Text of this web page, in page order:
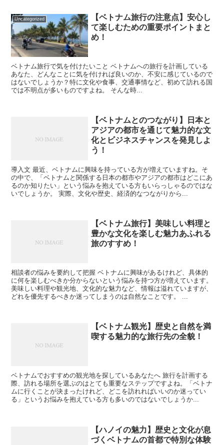
Uncategorized
【ベトナム旅行の注意点】安心し
て楽しむための重要ポイントまと
め！
ベトナム旅行で気を付けたいこと ベトナムへの旅行を計画している
あなた、どんなことに気を付ければ良いのか、不安に感じているので
はないでしょうか？特に文化や食事、交通事情など、初めて訪れる国
では不明点が多いものですよね。 そんな時...
【ベトナムとのつながり】日本と
アジアの都市を通じて魅力的な文
化とビジネスチャンスを発見しよ
う！
導入文 最近、ベトナムに興味を持っている方が増えていますね。そ
の中で、「ベトナムと関係する日本の都市やアジアの都市はどこにあ
るのか知りたい」という悩みを抱えている方もいらっしゃるのではな
いでしょうか。 実際、文化や歴史、経済的なつながりから...
【ベトナム旅行】美味しい料理と
豊かな文化を楽しむ魅力あふれる
旅のすすめ！
相談者の悩みを要約して把握 ベトナムに興味があるけれど、具体的
に何を楽しむべきか分からないという悩みを持つ方が増えています。
美味しい料理や観光地、文化的な魅力など、情報は溢れていますが、
どれを優先するべきか迷ってしまうのは自然なことです。 ...
【ベトナム観光】歴史と自然を満
喫する魅力的な旅行先の全貌！
ベトナムでおすすめの観光地を探しているあなたへ 旅行を計画する
際、訪れる場所を選ぶのはとても重要なステップですよね。「ベトナ
ムに行くことが決まったけれど、どこを訪れればいいのか迷ってい
る」というお悩みを抱えている方も多いのではないでしょうか...
【ハノイの魅力】歴史と文化が息
づくベトナムの首都で特別な体験